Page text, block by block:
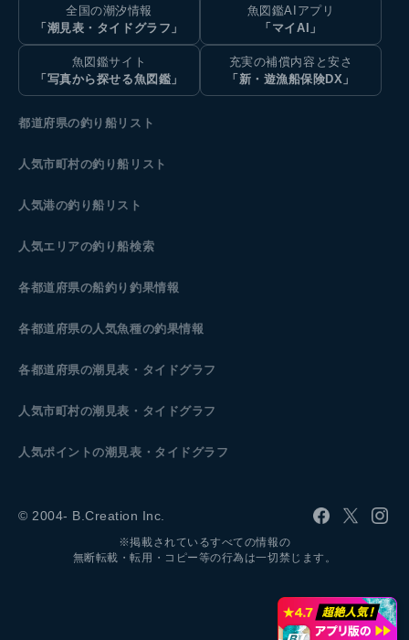
全国の潮汐情報
「潮見表・タイドグラフ」
魚図鑑AIアプリ
「マイAI」
魚図鑑サイト
「写真から探せる魚図鑑」
充実の補償内容と安さ
「新・遊漁船保険DX」
都道府県の釣り船リスト
人気市町村の釣り船リスト
人気港の釣り船リスト
人気エリアの釣り船検索
各都道府県の船釣り釣果情報
各都道府県の人気魚種の釣果情報
各都道府県の潮見表 ・タイドグラフ
人気市町村の潮見表・タイドグラフ
人気ポイントの潮見表・タイドグラフ
© 2004- B.Creation Inc.
※掲載されているすべての情報の
無断転載・転用・コピー等の行為は一切禁じます。